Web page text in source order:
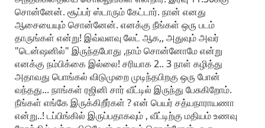
சொன்னேன். சூப்பர் ஸ்டாரும் கேட்டார். நான் எனது
ஆசையையும் சொன்னேன். எனக்கு நீங்கள் ஒரு படம்
தாருங்கள் என்று! இவ்வளவு லேட் ஆக,, அதுவும் அவர்
"டென்ஷனில்" இருந்தபோது ,நாம் சொன்னோமே என்று
எனக்கு நம்பிக்கை இல்லை! சரியாக 2.. 3 நாள் கழித்து
அதாவது பொங்கல் விடுமுறை முடிந்தபிறகு ஒரு போன்
வந்தது... நாங்கள் ரஜினி சார் வீட்டில் இருந்து பேசுகிறோம்.
நீங்கள் எங்கே இருக்கிறீர்கள் ? என் பெயர் சத்யநாராயணா
என்று..! டப்பிங்கில் இருப்பதாகவும் , வீட்டிற்கு மதியம் உணவு